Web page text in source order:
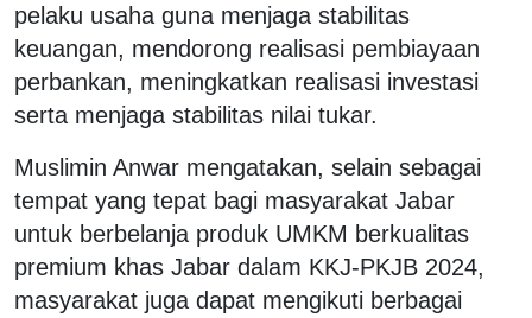
pelaku usaha guna menjaga stabilitas
keuangan, mendorong realisasi pembiayaan
perbankan, meningkatkan realisasi investasi
serta menjaga stabilitas nilai tukar.
Muslimin Anwar mengatakan, selain sebagai
tempat yang tepat bagi masyarakat Jabar
untuk berbelanja produk UMKM berkualitas
premium khas Jabar dalam KKJ-PKJB 2024,
masyarakat juga dapat mengikuti berbagai